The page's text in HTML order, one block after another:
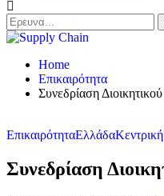
Home
Επικαιρότητα
Συνεδρίαση
ΕπικαιρότηταΕλλάδαΚεντρική
Συνεδρίαση